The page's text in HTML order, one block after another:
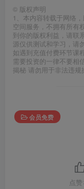
© 版权声明
1、本内容转载于网络
空间服务，不拥有所有
到你的版权利益，请联
源仅供测试和学习，请
如遇到充值付费环节课
需要投资的一律不要相
揭秘 请勿用于非法违
会员免费
点赞